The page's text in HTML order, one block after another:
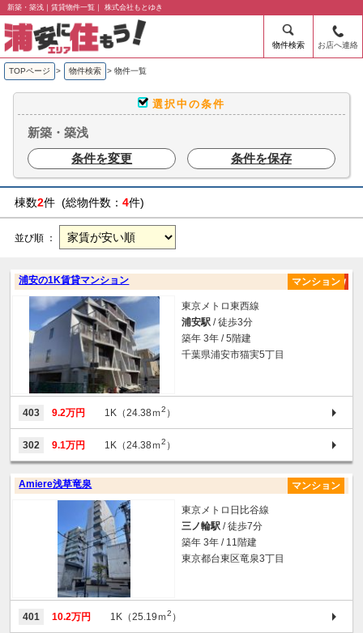
新築・築浅｜賃貸物件一覧｜ 株式会社もとゆき
物件検索 お店へ連絡
TOPページ > 物件検索 > 物件一覧
選択中の条件
新築・築浅
条件を変更
条件を保存
棟数2件 (総物件数： 4件)
並び順 ：
浦安の1K賃貸マンション マンション
東京メトロ東西線
浦安駅 / 徒歩3分
築年 3年 / 5階建
千葉県浦安市猫実5丁目
403 9.2万円 1K（24.38ｍ2 ）
302 9.1万円 1K（24.38ｍ2 ）
Amiere浅草竜泉 マンション
東京メトロ日比谷線
三ノ輪駅 / 徒歩7分
築年 3年 / 11階建
東京都台東区竜泉3丁目
401 10.2万円 1K（25.19ｍ2 ）